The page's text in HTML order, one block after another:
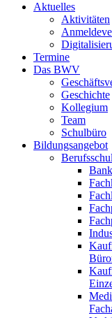
Aktuelles
Aktivitäten
Termine
Das BWV
Geschichte
Kollegium
Team
Schulbüro
Bildungsangebot